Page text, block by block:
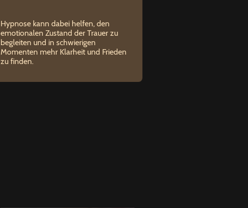
Hypnose kann dabei helfen, den
emotionalen Zustand der Trauer zu
begleiten und in schwierigen
Momenten mehr Klarheit und Frieden
zu finden.